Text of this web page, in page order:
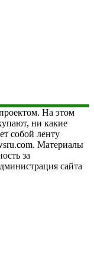
На этом
ни какие
собой ленту
Материалы
за
сайта